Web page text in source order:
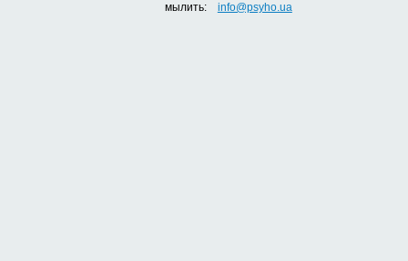
мылить:
info@psyho.ua